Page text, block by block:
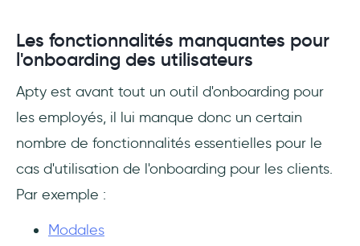
Les fonctionnalités manquantes pour
l'onboarding des utilisateurs
Apty est avant tout un outil d'onboarding pour
les employés, il lui manque donc un certain
nombre de fonctionnalités essentielles pour le
cas d'utilisation de l'onboarding pour les clients.
Par exemple :
Modales